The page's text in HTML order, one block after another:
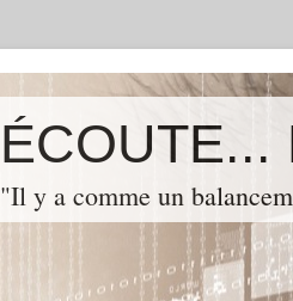
ÉCOUTE...
"Il y a comme un